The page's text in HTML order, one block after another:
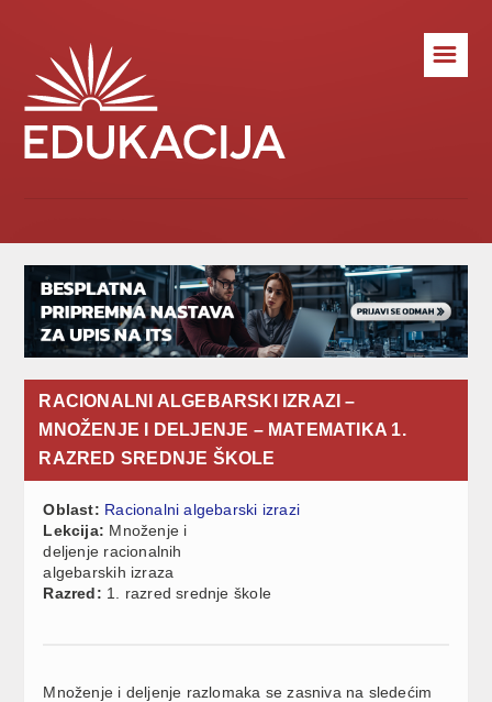
☰
RACIONALNI ALGEBARSKI IZRAZI –
MNOŽENJE I DELJENJE – MATEMATIKA 1.
RAZRED SREDNJE ŠKOLE
Oblast: Racionalni algebarski izrazi
Lekcija: Množenje i
deljenje racionalnih
algebarskih izraza
Razred: 1. razred srednje škole
Množenje i deljenje razlomaka se zasniva na sledećim